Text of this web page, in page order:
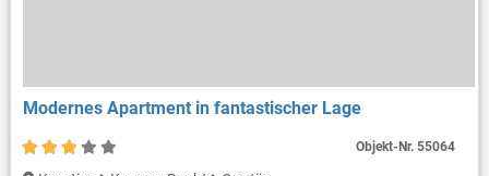
Modernes Apartment in fantastischer Lage
Objekt-Nr. 55064